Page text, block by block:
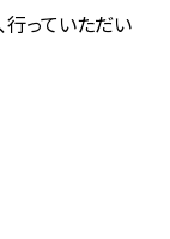
行っていただい